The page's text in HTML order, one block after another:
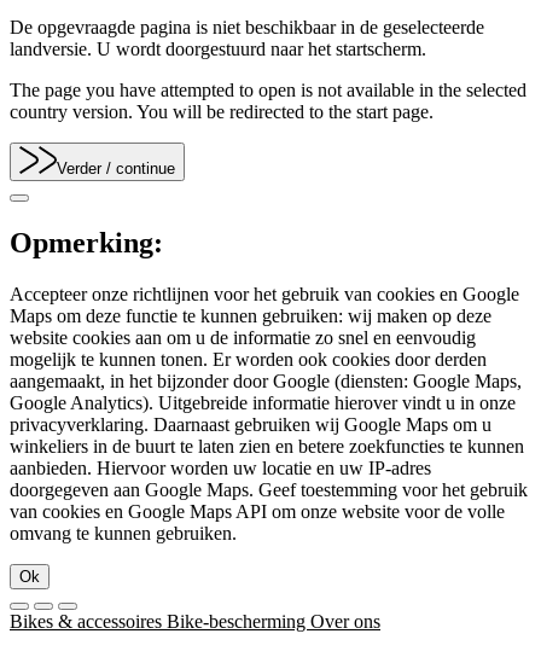
De opgevraagde pagina is niet beschikbaar in de geselecteerde
landversie. U wordt doorgestuurd naar het startscherm.
The page you have attempted to open is not available in the selected
country version. You will be redirected to the start page.
Verder / continue
Opmerking:
Accepteer onze richtlijnen voor het gebruik van cookies en Google
Maps om deze functie te kunnen gebruiken: wij maken op deze
website cookies aan om u de informatie zo snel en eenvoudig
mogelijk te kunnen tonen. Er worden ook cookies door derden
aangemaakt, in het bijzonder door Google (diensten: Google Maps,
Google Analytics). Uitgebreide informatie hierover vindt u in onze
privacyverklaring. Daarnaast gebruiken wij Google Maps om u
winkeliers in de buurt te laten zien en betere zoekfuncties te kunnen
aanbieden. Hiervoor worden uw locatie en uw IP-adres
doorgegeven aan Google Maps. Geef toestemming voor het gebruik
van cookies en Google Maps API om onze website voor de volle
omvang te kunnen gebruiken.
Ok
Bikes & accessoires Bike-bescherming Over ons